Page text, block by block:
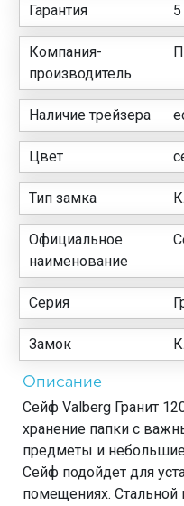
Гарантия
Компания-
производитель
Наличие трейзера
Цвет
Тип замка
Официальное
наименование
Серия
Замок
Описание
Сейф Valberg Гранит
хранение папки с
предметы и
Сейф подойдет для
помещениях. Стальной